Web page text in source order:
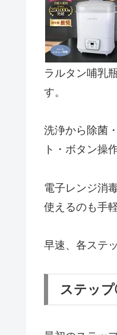
ラルタン哺乳
す。
洗浄から除菌
ト・ボタン操
電子レンジ消
使えるのも手
早速、各ステ
ステッ